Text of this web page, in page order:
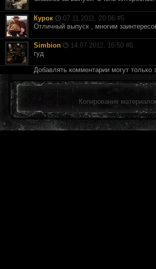
Курок 07.11.2011, 20:06 #5
Отличный выпуск , многим
Simbion 14.07.2012, 16:50 #6
гуд
Добавлять комментарии могут только
Копирование